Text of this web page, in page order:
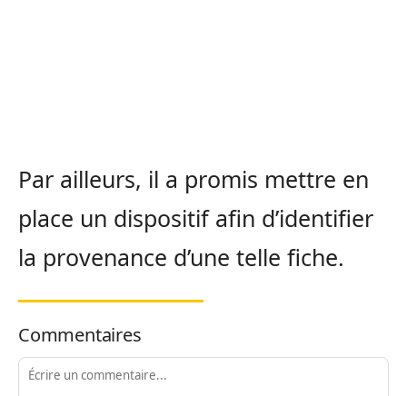
Par ailleurs, il a promis mettre en
place un dispositif afin d’identifier
la provenance d’une telle fiche.
Commentaires